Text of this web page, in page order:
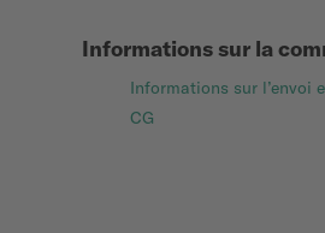
Informations sur la
Informations sur l’envoi
CG